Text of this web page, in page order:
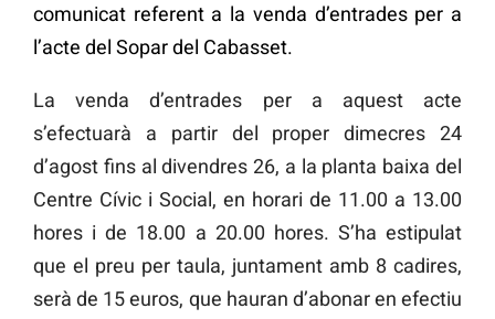
comunicat referent a la venda d’entrades per a
l’acte del Sopar del Cabasset.
La venda d’entrades per a aquest acte
s’efectuarà a partir del proper dimecres 24
d’agost fins al divendres 26, a la planta baixa del
Centre Cívic i Social, en horari de 11.00 a 13.00
hores i de 18.00 a 20.00 hores. S’ha estipulat
que el preu per taula, juntament amb 8 cadires,
serà de 15 euros, que hauran d’abonar en efectiu